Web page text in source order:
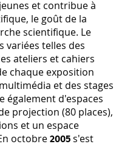
et contribue à
le goût de la
scientifique. Le
variées telles des
ateliers et cahiers
chaque exposition
et des stages
également d'espaces
projection (80 places),
et un espace
octobre 2005 s'est